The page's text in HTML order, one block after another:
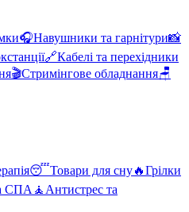
🎧Навушники та гарнітури📸
🔗Кабелі та перехідники
🎬Стримінгове обладнання🪑
😴Товари для сну🔥Грілки
СПА 🧘 Антистрес та